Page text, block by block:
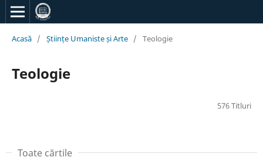
Acasă / Științe Umaniste și Arte / Teologie
Teologie
576 Titluri
Toate cărțile